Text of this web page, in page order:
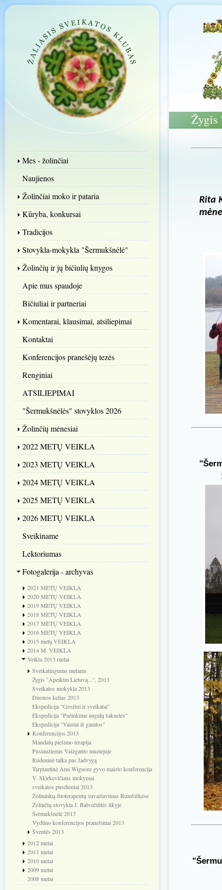
Mes - žolinčiai
Naujienos
Žolinčiai moko ir pataria
Kūryba, konkursai
Tradicijos
Stovykla-mokykla "Šermukšnėlė"
Žolinčių ir jų bičiulių knygos
Apie mus spaudoje
Bičiuliai ir partneriai
Komentarai, klausimai, atsiliepimai
Kontaktai
Konferencijos pranešėjų tezės
Renginiai
ATSILIEPIMAI
"Šermukšnėlės" stovyklos 2026
Žolinčių mėnesiai
2022 METŲ VEIKLA
2023 METŲ VEIKLA
2024 METŲ VEIKLA
2025 METŲ VEIKLA
2026 METŲ VEIKLA
Sveikiname
Lektoriumas
Fotogalerija - archyvas
2021 METŲ VEIKLA
2020 METŲ VEIKLA
2019 METŲ VEIKLA
2018 METŲ VEIKLA
2017 METŲ VEIKLA
2016 METŲ VEIKLA
2015 metų VEIKLA
2014 M. VEIKLA
Veikla 2013 metai
Sveikatingumo metams
Žygis "Apeikim Lietuvą...", 2013
Sveikatos mokykla 2013
Duonos kelias 2013
Ekspedicija "Grožiui ir sveikatai"
Ekspedicija "Pažinkime augalų šakneles"
Ekspedicija "Vaistai iš gamtos"
Konferencijos 2013
Mandalų piešimo terapija
Pusiaužiemis Vaižganto muziejuje
Rudeninė talka pas Jadvygą
Tarptautinė Ann Wignore gyvo maisto konferencija
V. Skirkevičiaus mokymai
sveikatos pusdieniai 2013
Žolininkų-fitoterapeutų suvažiavimas Rumšiškėse
Žolinčių stovykla J. Balvočiūtės ūkyje
Šermukšnėlė 2013
Vydūno konferencijos pranešimai 2013
Šventės 2013
2012 metai
2011 metai
2010 metai
2009 metai
2008 metai
Žygis
Rita